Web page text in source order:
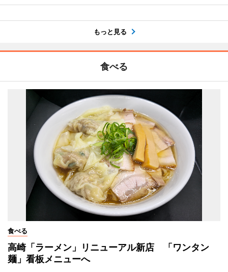
もっと見る
食べる
食べる
高崎「ラーメン」リニューアル新店 「ワンタン
麺」看板メニューへ